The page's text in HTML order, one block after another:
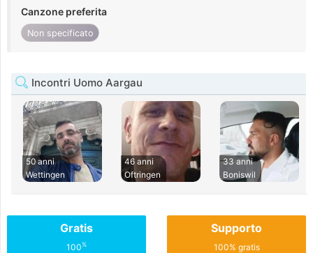
Canzone preferita
Non specificato
Incontri Uomo Aargau
50 anni
Wettingen
46 anni
Oftringen
33 anni
Boniswil
Gratis
100%
Supporto
100% gratis